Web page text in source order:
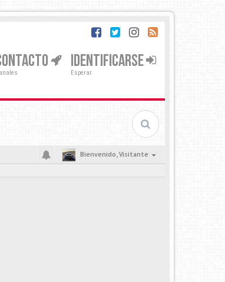
IDENTIFICARSE
Esperar
Bienvenido,Visitante